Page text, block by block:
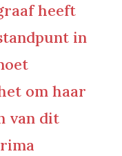
heeft
in
om haar
van dit